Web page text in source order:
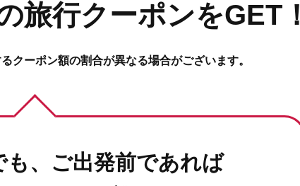
旅行クーポンをGET！
クーポン額の割合が異なる場合がございます。
も、ご出発前であれば